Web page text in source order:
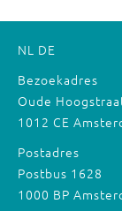
NL DE
Bezoekadres
Oude
1012 CE
Postadres
Postbus 1628
1000 BP